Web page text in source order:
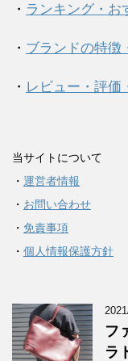
・ ランキング・お
・ ブランドの特徴
・ レビュー・評価
当サイトについて
・ 運営者情報
・ お問い合わせ
・ 免責事項
・ 個人情報保護方針
フ
ラ